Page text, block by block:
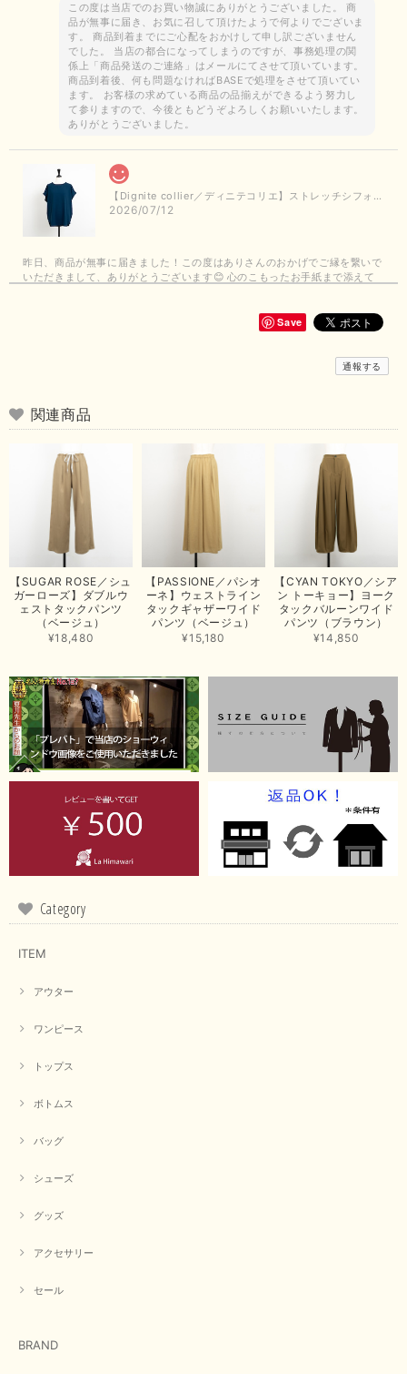
この度は当店でのお買い物誠にありがとうございました。 商
品が無事に届き、お気に召して頂けたようで何よりでございま
す。 商品到着までにご心配をおかけして申し訳ございません
でした。 当店の都合になってしまうのですが、事務処理の関
係上「商品発送のご連絡」はメールにてさせて頂いています。
商品到着後、何も問題なければBASEで処理をさせて頂いてい
ます。 お客様の求めている商品の品揃えができるよう努力し
て参りますので、今後ともどうぞよろしくお願いいたします。
ありがとうございました。
【Dignite collier／ディニテコリエ】ストレッチシフォンブラウス（ブルー）＊再入荷予定
2026/07/12
昨日、商品が無事に届きました！この度はありさんのおかげでご縁を繋いで
いただきまして、ありがとうございます😊 心のこもったお手紙まで添えて
この度は商品のお買い上げありがとうございました。 無事に
お手元に届き、気に入っていただけて安心いたしました！
材感。 楽しい夏を過ごしてくださいませ。 ありがとうござい
まいした。 またのご縁を楽しみにお待ちしております。
思っていた通りの商品でした。発送も早く、梱包も丁寧。又、お世話になり
たいと思いました。色々とありがとうございました。
この度は当店でのお買い上げ誠にありがとうございました。
商品もお気に召していただき嬉しい限りでございます。 ブラ
またのご来店お待ちしております。
【RILATO／リラート】袖ギャザーシャツ（イエロー）
2026/05/21
イエローと表示ありますが、黄緑っぽい気がします
この度は商品のお買い上げ誠にありがとうございました。 仰
る通り、ブランドでのカラー表記はイエローですが。 実際は
境や見る人の判断の違いで誤差がでてしまうと思います。 ご
指摘ありがとうございました。 又のご来店お待ちしておりま
お気に召していただき何よりでございます。 又のご来店お待
良いお買い物が出来ました。 商品も良い物で購入して良かったです。
Save
通報する
関連商品
【SUGAR ROSE／シュ
ガーローズ】ダブルウ
ェストタックパンツ
（ベージュ）
¥18,480
【PASSIONE／パシオ
ーネ】ウェストライン
タックギャザーワイド
パンツ（ベージュ）
¥15,180
【CYAN TOKYO／シア
ン トーキョー】ヨーク
タックバルーンワイド
パンツ（ブラウン）
¥14,850
Category
ITEM
アウター
ワンピース
トップス
ボトムス
バッグ
シューズ
グッズ
アクセサリー
セール
BRAND